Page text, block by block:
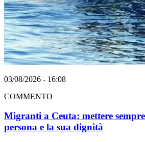
03/08/2026 - 16:08
COMMENTO
Migranti a Ceuta: mettere
persona e la sua dignità